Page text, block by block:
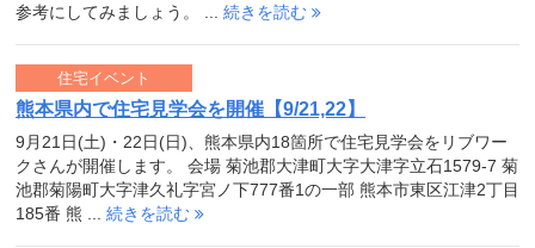
参考にしてみましょう。 ... 続きを読む
熊本県内で住宅見学会を開催【9/21,22】
9月21日(土)・22日(日)、熊本県内18箇所で住宅見学会をリブワー
クさんが開催します。 会場 菊池郡大津町大字大津字立石1579-7 菊
池郡菊陽町大字津久礼字宮ノ下777番1の一部 熊本市東区江津2丁目
185番 熊 ... 続きを読む
住宅イベント